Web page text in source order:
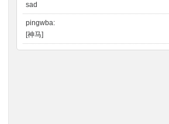
sad
pingwba:
[神马]